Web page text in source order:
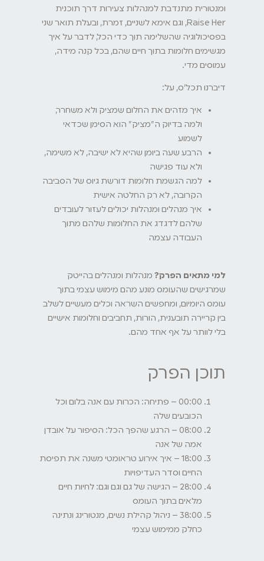
ומנטורית מתנדבת למנהלות צעירות דרך תוכנית
Raise Her, וגם אימא לשניים, זמרת, ובעלת תואר שני
בפסיכולוגיה שהשלימה תוך כדי הכל, לדבר על איך
מגשימים חלומות בתוך חיים שהם, בכל קנה מידה,
עמוסים מדי.
דיברנו תכל'ס, על:
איך מזהים את החלום שמציק ולא משחרר,
ולמה בדיוק ה"מציק" הוא הסימן שכדאי
לשמוע
הרבע שעה ביומן שהיא לא ישיבה, לא משימה,
ולא עוד פגישה
למה הגשמת חלומות דורשת גיוס של הסביבה
הקרובה, לא רק החלטה אישית
איך מנהלים ומנהלות יכולים לעזור לעובדים
שלהם לדגדג את החלומות שלהם מתוך
העבודה עצמה
למי מתאים הפרק? מנהלות ומנהלים בהייטק
שמרגישים שהעומס מונע מהם מימוש עצמי בתוך
עומס היומיום, ומחפשים השראה וכלים מעשיים לשלב
בין קריירה תובענית, הורות, תחביבים וחלומות אישיים
בלי לוותר על אף אחד מהם.
תוכן הפרק
00:00 – פתיחה: הכרות עם אנה בלום וכל
הכובעים שלה
08:00 – הרגע שהפך הכל: הסיפור על אובדן
אמה של אנה
18:00 – איך אירוע טראומטי משנה את תפיסת
החיים וסדר העדיפויות
28:00 – הגישה של גם וגם וגם: לחיות חיים
מלאים בתוך העומס
38:00 – ניהול קהילת נשים, מנטורינג ונתינה
כחלק ממימוש עצמי